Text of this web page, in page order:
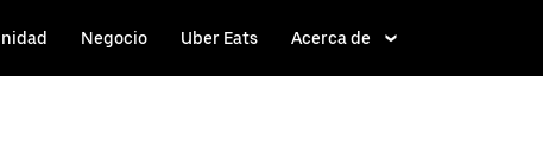
Negocio Uber Eats Acerca de